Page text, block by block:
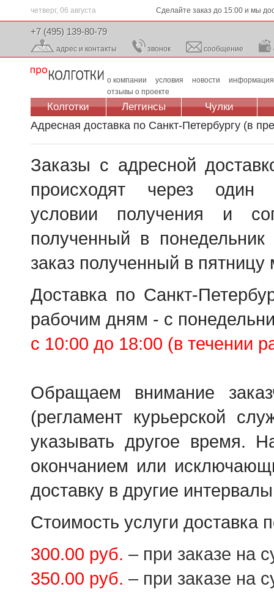
четверг, 06 августа Сделайте заказ до 15:00 и мы
+7 (495) 139-80-79
адрес и контакты звонок сообщение
о компании условия новости
информация
отзывы о проекте
Колготки Леггинсы Чулки
Адресная доставка по Санкт-Петербургу (в
Заказы с адресной
происходят через один
условии получения и
полученный в
заказ полученный в
Доставка по Санкт-
рабочим дням - с
с 10:00 до 18:00 (в течении
Обращаем внимание
(регламент курьерской
указывать другое время.
окончанием или
доставку в другие
Стоимость услуги доставка
300.00 руб. – при заказе на
350.00 руб. – при заказе на